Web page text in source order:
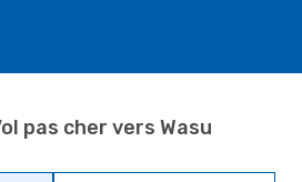
pas cher vers Wasu